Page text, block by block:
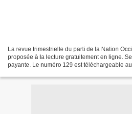
La revue trimestrielle du parti de la Nation
proposée à la lecture gratuitement en ligne.
payante. Le numéro 129 est téléchargeable au